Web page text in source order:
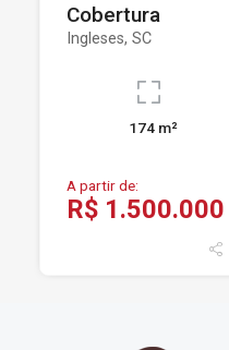
Cobertura
Ingleses, SC
174 m²
A partir de:
R$ 1.500.000